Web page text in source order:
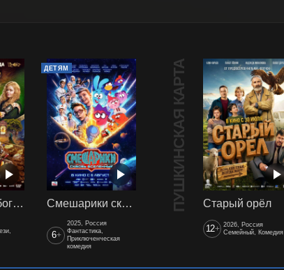
Последний богатырь. Колобок
ДЕТЯМ
Смешарики сквозь вселенные
6+
2025, Россия
Фантастика,
Приключенческая
комедия
ПУШКИНСКАЯ КАРТА Старый орёл
12+ 2026, Россия
Семейный, Комедия